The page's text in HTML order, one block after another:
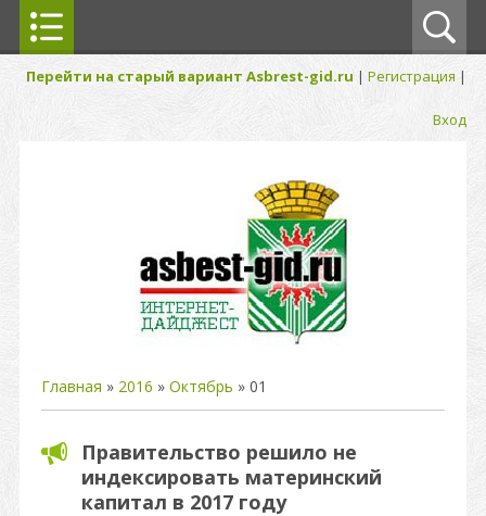
Перейти на старый вариант Asbrest-gid.ru | Регистрация |
Вход
Главная » 2016 » Октябрь » 01
Правительство решило не
индексировать материнский
капитал в 2017 году